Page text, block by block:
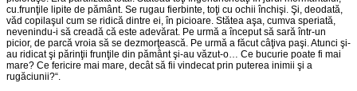
cu.frunţile lipite de pământ. Se rugau fierbinte, toţi cu ochii închişi. Şi, deodată,
văd copilaşul cum se ridică dintre ei, în picioare. Stătea aşa, cumva speriată,
nevenindu-i să creadă că este adevărat. Pe urmă a început să sară într-un
picior, de parcă vroia să se dezmorţească. Pe urmă a făcut câţiva paşi. Atunci şi-
au ridicat şi părinţii frunţile din pământ şi-au văzut-o… Ce bucurie poate fi mai
mare? Ce fericire mai mare, decât să fii vindecat prin puterea inimii şi a
rugăciunii?“.